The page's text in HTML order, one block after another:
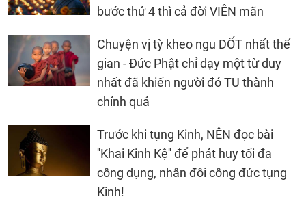
bước thứ 4 thì cả đời VIÊN mãn
Chuyện vị tỳ kheo ngu DỐT nhất thế
gian - Đức Phật chỉ dạy một từ duy
nhất đã khiến người đó TU thành
chính quả
Trước khi tụng Kinh, NÊN đọc bài
''Khai Kinh Kệ'' để phát huy tối đa
công dụng, nhân đôi công đức tụng
Kinh!